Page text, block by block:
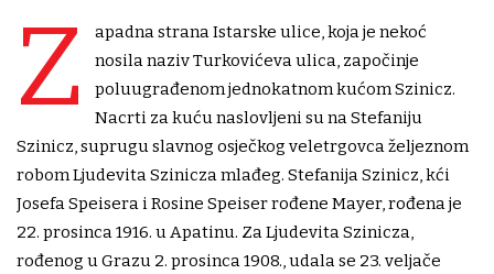
Z
apadna strana Istarske ulice, koja je nekoć
nosila naziv Turkovićeva ulica, započinje
poluugrađenom jednokatnom kućom Szinicz.
Nacrti za kuću naslovljeni su na Stefaniju
Szinicz, suprugu slavnog osječkog veletrgovca željeznom
robom Ljudevita Szinicza mlađeg. Stefanija Szinicz, kći
Josefa Speisera i Rosine Speiser rođene Mayer, rođena je
22. prosinca 1916. u Apatinu. Za Ljudevita Szinicza,
rođenog u Grazu 2. prosinca 1908., udala se 23. veljače